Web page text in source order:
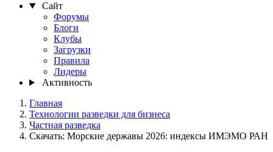
Сайт
Форумы
Блоги
Клубы
Загрузки
Правила
Лидеры
Активность
Главная
Технологии разведки для бизнеса
Частная разведка
Скачать: Морские державы 2026: индексы ИМЭМО РАН